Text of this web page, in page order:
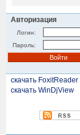
Авторизация
Логин:
Пароль:
скачать FoxitReader
скачать WinDjView